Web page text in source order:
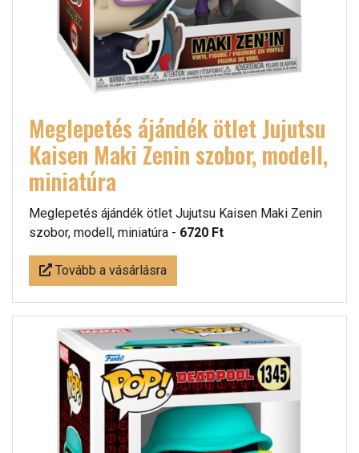
Meglepetés ájándék ötlet Jujutsu
Kaisen Maki Zenin szobor, modell,
miniatúra
Meglepetés ájándék ötlet Jujutsu Kaisen Maki Zenin
szobor, modell, miniatúra - 6720 Ft
Tovább a vásárlásra